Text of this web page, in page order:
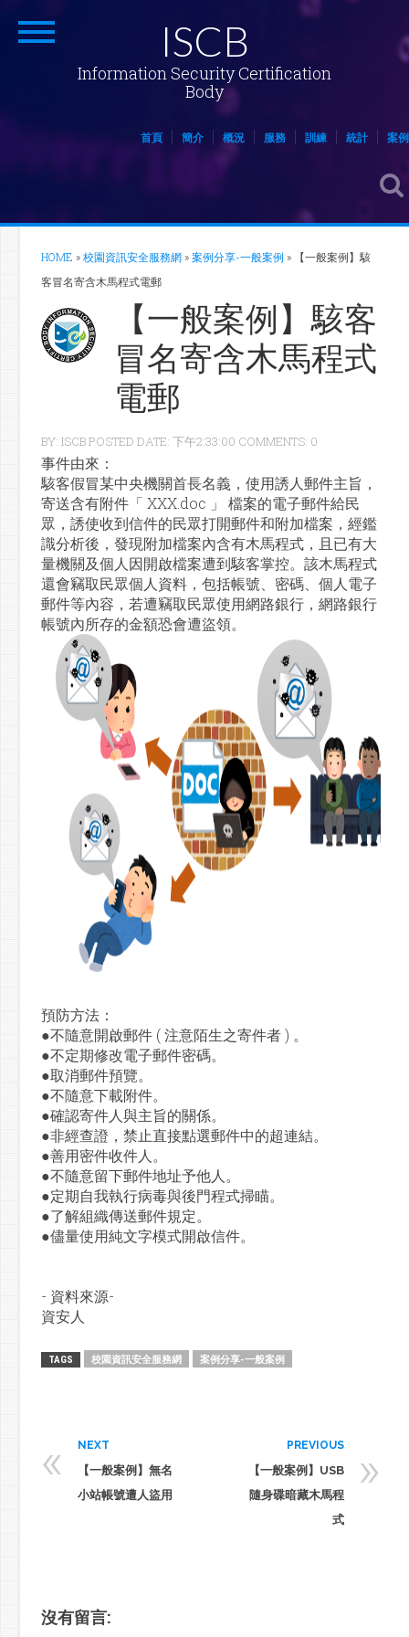
ISCB
Information Security Certification
Body
首頁 簡介 概況 服務 訓練 統計 案例
HOME »校園資訊安全服務網»案例分享-一般案例 »
【一般案例】駭
客冒名寄含木馬程式電郵
【一般案例】駭客
冒名寄含木馬程式
電郵
BY: ISCB POSTED DATE: 下午2:33:00 COMMENTS: 0
事件由來：
駭客假冒某中央機關首長名義，使用誘人郵件主旨，
寄送含有附件「 XXX.doc 」 檔案的電子郵件給民
眾，誘使收到信件的民眾打開郵件和附加檔案，經鑑
識分析後，發現附加檔案內含有木馬程式，且已有大
量機關及個人因開啟檔案遭到駭客掌控。該木馬程式
還會竊取民眾個人資料，包括帳號、密碼、個人電子
郵件等內容，若遭竊取民眾使用網路銀行，網路銀行
帳號內所存的金額恐會遭盜領。
預防方法：
●不隨意開啟郵件 ( 注意陌生之寄件者 ) 。
●不定期修改電子郵件密碼。
●取消郵件預覽。
●不隨意下載附件。
●確認寄件人與主旨的關係。
●非經查證，禁止直接點選郵件中的超連結。
●善用密件收件人。
●不隨意留下郵件地址予他人。
●定期自我執行病毒與後門程式掃瞄。
●了解組織傳送郵件規定。
●儘量使用純文字模式開啟信件。
- 資料來源-
資安人
TAGS 校園資訊安全服務網 案例分享-一般案例
« NEXT
【一般案例】無名
小站帳號遭人盜用
»
PREVIOUS
【一般案例】USB
隨身碟暗藏木馬程
式
沒有留言: